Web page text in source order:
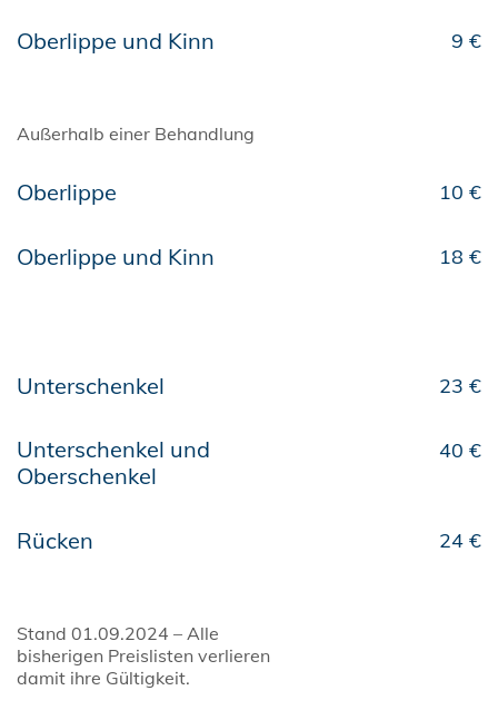
Oberlippe und Kinn 9 €
Außerhalb einer Behandlung
Oberlippe 10 €
Oberlippe und Kinn 18 €
Unterschenkel 23 €
Unterschenkel und
Oberschenkel
40 €
Rücken 24 €
Stand 01.09.2024 – Alle
bisherigen Preislisten verlieren
damit ihre Gültigkeit.